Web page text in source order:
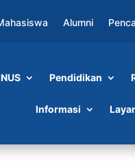
Alumni
Pendidikan
Informasi